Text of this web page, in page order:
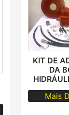
KIT DE
DA
Mais